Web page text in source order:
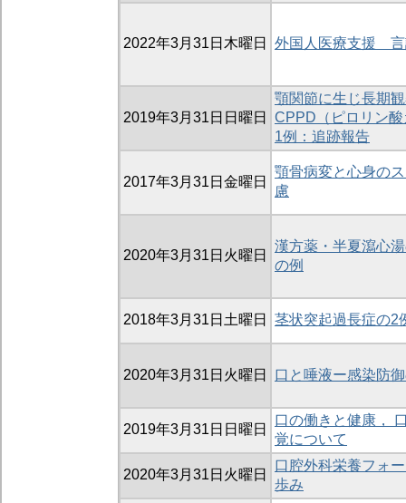
2022年3月31日木曜日 外国人医療支援 言
2019年3月31日日曜日
顎関節に生じ長期
CPPD（ピロリン
1例：追跡報告
2017年3月31日金曜日
顎骨病変と心身の
慮
2020年3月31日火曜日
漢方薬・半夏瀉心
の例
2018年3月31日土曜日 茎状突起過長症の2
2020年3月31日火曜日 口と唾液ー感染防
2019年3月31日日曜日
口の働きと健康，
覚について
2020年3月31日火曜日
口腔外科栄養フォ
歩み